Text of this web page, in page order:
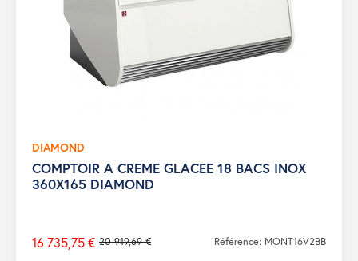
DIAMOND
COMPTOIR A CREME GLACEE 18 BACS INOX
360X165 DIAMOND
Prix
20 919,69 €
16 735,75 € Référence: MONT16V2BB